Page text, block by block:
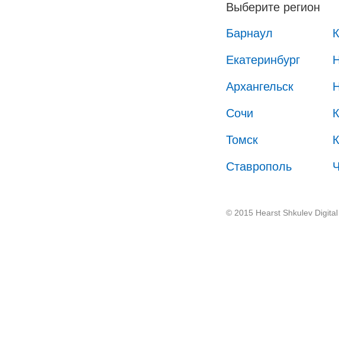
Выберите регион
Барнаул
Екатеринбург
Архангельск
Сочи
Томск
Ставрополь
© 2015 Hearst Shkulev